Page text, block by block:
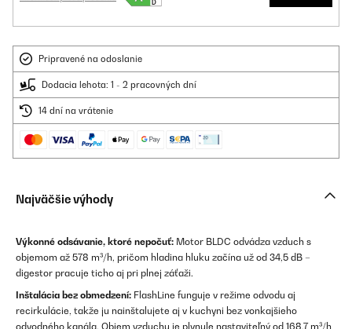
Pripravené na odoslanie
Dodacia lehota: 1 - 2 pracovných dní
14 dní na vrátenie
Najväčšie výhody
Výkonné odsávanie, ktoré nepočuť: Motor BLDC odvádza vzduch s
objemom až 578 m³/h, pričom hladina hluku začína už od 34,5 dB –
digestor pracuje ticho aj pri plnej záťaži.
Inštalácia bez obmedzení: FlashLine funguje v režime odvodu aj
recirkulácie, takže ju nainštalujete aj v kuchyni bez vonkajšieho
odvodného kanála. Objem vzduchu je plynule nastaviteľný od 168,7 m³/h